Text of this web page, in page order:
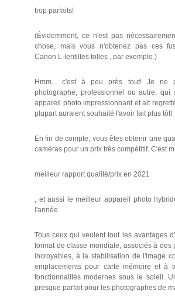
trop parfaits!
(Évidemment, ce n'est pas
chose, mais vous n'obtenez pas ces
Canon L-lentilles folles , par exemple.)
Hmm... c'est à peu près tout! Je ne
photographe, professionnel ou autre, qui
appareil photo impressionnant et ait
plupart auraient souhaité l'avoir fait plus tôt!
En fin de compte, vous êtes obtenir une
caméras pour un prix très compétitif. C'est
meilleur rapport qualité/prix en 2021
, et aussi le meilleur appareil photo
l'année.
Tous ceux qui veulent tout les avantages
format de classe mondiale, associés à des
incroyables, à la stabilisation de l'image
emplacements pour carte mémoire et à
fonctionnalités modernes sous le soleil.
presque parfait pour les photographes de